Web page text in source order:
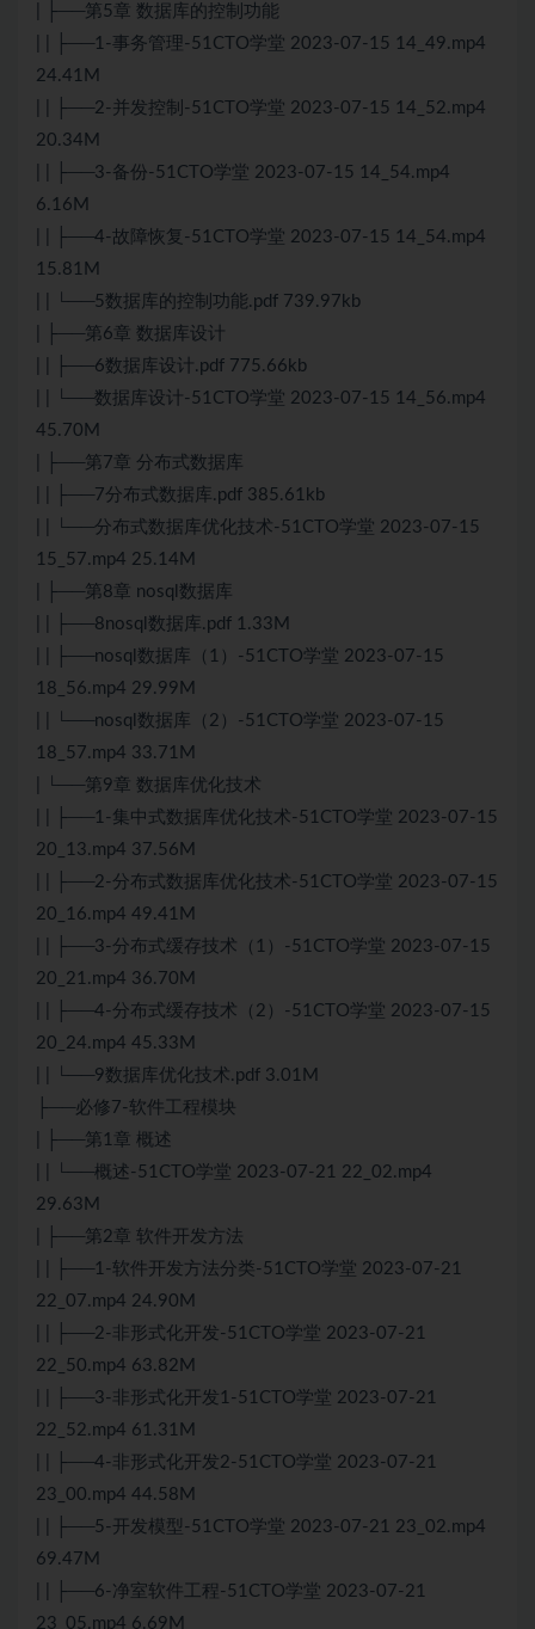
| ├──第5章 数据库的控制功能
| | ├──1-事务管理-51CTO学堂 2023-07-15 14_49.mp4
24.41M
| | ├──2-并发控制-51CTO学堂 2023-07-15 14_52.mp4
20.34M
| | ├──3-备份-51CTO学堂 2023-07-15 14_54.mp4
6.16M
| | ├──4-故障恢复-51CTO学堂 2023-07-15 14_54.mp4
15.81M
| | └──5数据库的控制功能.pdf 739.97kb
| ├──第6章 数据库设计
| | ├──6数据库设计.pdf 775.66kb
| | └──数据库设计-51CTO学堂 2023-07-15 14_56.mp4
45.70M
| ├──第7章 分布式数据库
| | ├──7分布式数据库.pdf 385.61kb
| | └──分布式数据库优化技术-51CTO学堂 2023-07-15
15_57.mp4 25.14M
| ├──第8章 nosql数据库
| | ├──8nosql数据库.pdf 1.33M
| | ├──nosql数据库（1）-51CTO学堂 2023-07-15
18_56.mp4 29.99M
| | └──nosql数据库（2）-51CTO学堂 2023-07-15
18_57.mp4 33.71M
| └──第9章 数据库优化技术
| | ├──1-集中式数据库优化技术-51CTO学堂 2023-07-15
20_13.mp4 37.56M
| | ├──2-分布式数据库优化技术-51CTO学堂 2023-07-15
20_16.mp4 49.41M
| | ├──3-分布式缓存技术（1）-51CTO学堂 2023-07-15
20_21.mp4 36.70M
| | ├──4-分布式缓存技术（2）-51CTO学堂 2023-07-15
20_24.mp4 45.33M
| | └──9数据库优化技术.pdf 3.01M
├──必修7-软件工程模块
| ├──第1章 概述
| | └──概述-51CTO学堂 2023-07-21 22_02.mp4
29.63M
| ├──第2章 软件开发方法
| | ├──1-软件开发方法分类-51CTO学堂 2023-07-21
22_07.mp4 24.90M
| | ├──2-非形式化开发-51CTO学堂 2023-07-21
22_50.mp4 63.82M
| | ├──3-非形式化开发1-51CTO学堂 2023-07-21
22_52.mp4 61.31M
| | ├──4-非形式化开发2-51CTO学堂 2023-07-21
23_00.mp4 44.58M
| | ├──5-开发模型-51CTO学堂 2023-07-21 23_02.mp4
69.47M
| | ├──6-净室软件工程-51CTO学堂 2023-07-21
23_05.mp4 6.69M